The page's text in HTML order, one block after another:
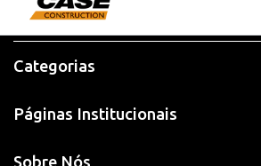
Categorias
Páginas Institucionais
Sobre Nós